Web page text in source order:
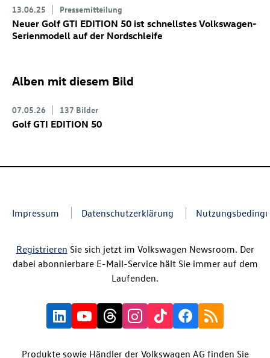
13.06.25 Pressemitteilung
Neuer Golf GTI EDITION 50 ist schnellstes Volkswagen-
Serienmodell auf der Nordschleife
Alben mit diesem Bild
07.05.26 137 Bilder
Golf GTI EDITION 50
Impressum Datenschutzerklärung
Registrieren Sie sich jetzt im Volkswagen Newsroom. Der
dabei abonnierbare E-Mail-Service hält Sie immer auf dem
Laufenden.
Produkte sowie Händler der Volkswagen AG finden Sie